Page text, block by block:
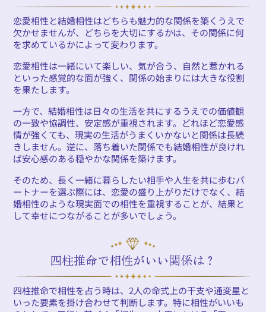
恋愛相性と結婚相性はどちらも魅力的な関係を築くうえで
欠かせませんが、どちらを大切にするかは、その関係に何
を求めているかによって変わります。
恋愛相性は一緒にいて楽しい、気が合う、自然と惹かれる
といった感覚的な面が強く、関係の始まりには大きな役割
を果たします。
一方で、結婚相性は日々の生活を共にするうえでの価値観
の一致や協調性、安定感が重視されます。どれほど恋愛感
情が強くても、現実の生活がうまくいかないと関係は長続
きしません。逆に、落ち着いた関係でも結婚相性が良けれ
ば安心感のある穏やかな関係を築けます。
そのため、長く一緒に暮らしたい相手や人生を共に歩むパ
ートナーを選ぶ際には、恋愛の盛り上がりだけでなく、結
婚相性のような現実面での相性を重視することが、結果と
して幸せにつながることが多いでしょう。
四柱推命で相性がいい関係は？
四柱推命で相性を占う時は、2人の命式上の干支や通変星と
いった要素を掛け合わせて判断します。特に相性がいいも